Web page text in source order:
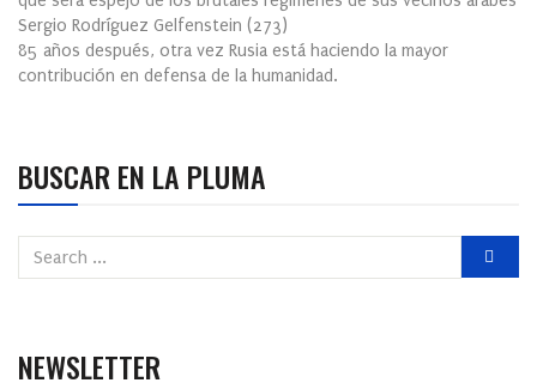
Sergio Rodríguez Gelfenstein (273)
85 años después, otra vez Rusia está haciendo la mayor
contribución en defensa de la humanidad.
BUSCAR EN LA PLUMA
NEWSLETTER